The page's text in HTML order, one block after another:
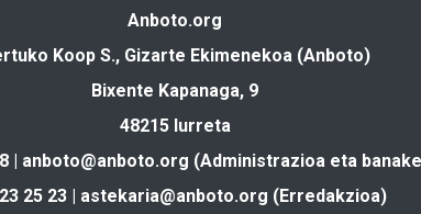
Anboto.org
Koop S., Gizarte Ekimenekoa (Anboto)
Bixente Kapanaga, 9
48215 Iurreta
| anboto@anboto.org (Administrazioa eta
25 23 | astekaria@anboto.org (Erredakzioa)